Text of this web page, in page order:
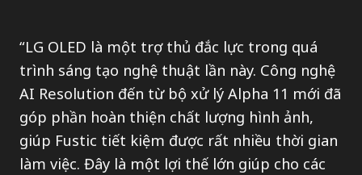
“LG OLED là một trợ thủ đắc lực trong quá
trình sáng tạo nghệ thuật lần này. Công nghệ
AI Resolution đến từ bộ xử lý Alpha 11 mới đã
góp phần hoàn thiện chất lượng hình ảnh,
giúp Fustic tiết kiệm được rất nhiều thời gian
làm việc. Đây là một lợi thế lớn giúp cho các